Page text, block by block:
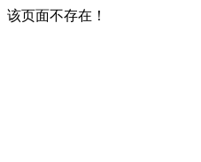
该页面不存在！